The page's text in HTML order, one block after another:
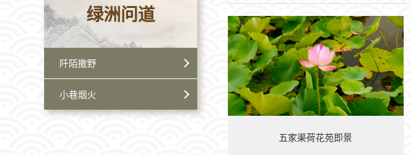
绿洲问道
阡陌撒野
小巷烟火
五家渠荷花苑即景